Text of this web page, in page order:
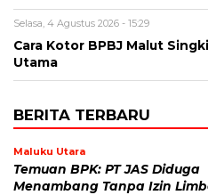
Selasa, 4 Agustus 2026 - 15:29
Cara Kotor BPBJ Malut
Utama
BERITA TERBARU
Maluku Utara
Temuan BPK: PT JAS Diduga
Menambang Tanpa Izin